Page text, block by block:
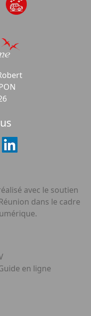
avec le soutien
dans le cadre
en ligne